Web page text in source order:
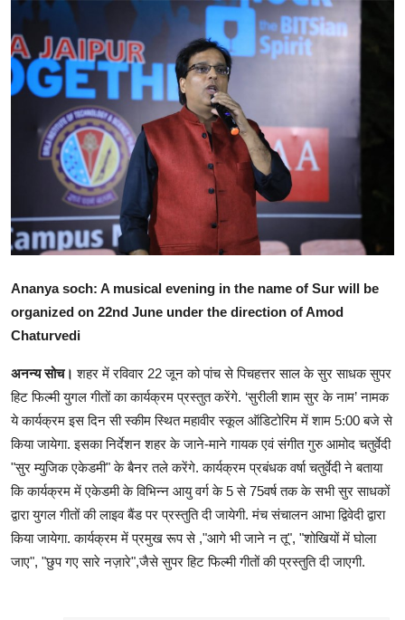
राजनीति
मनोरंजन
शिक्षा
राजस्थान
ट्रेंडिंग
Hindi
Ananya soch: A musical evening in the name of Sur will be
organized on 22nd June under the direction of Amod
Chaturvedi
अनन्य सोच।शहर में रविवार 22 जून को पांच से पिचहत्तर साल के सुर साधक सुपर
हिट फिल्मी युगल गीतों का कार्यक्रम प्रस्तुत करेंगे. ‘सुरीली शाम सुर के नाम’ नामक
ये कार्यक्रम इस दिन सी स्कीम स्थित महावीर स्कूल ऑडिटोरिम में शाम 5:00 बजे से
किया जायेगा. इसका निर्देशन शहर के जाने-माने गायक एवं संगीत गुरु आमोद चतुर्वेदी
"सुर म्युजिक एकेडमी" के बैनर तले करेंगे. कार्यक्रम प्रबंधक वर्षा चतुर्वेदी ने बताया
कि कार्यक्रम में एकेडमी के विभिन्न आयु वर्ग के 5 से 75वर्ष तक के सभी सुर साधकों
द्वारा युगल गीतों की लाइव बैंड पर प्रस्तुति दी जायेगी. मंच संचालन आभा द्विवेदी द्वारा
किया जायेगा. कार्यक्रम में प्रमुख रूप से ,"आगे भी जाने न तू", "शोखियों में घोला
जाए", "छुप गए सारे नज़ारे",जैसे सुपर हिट फिल्मी गीतों की प्रस्तुति दी जाएगी.